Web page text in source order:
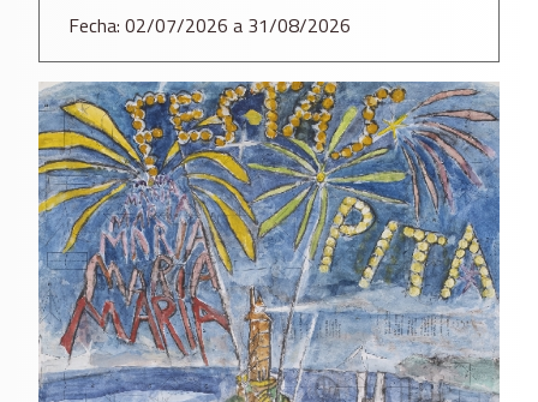
Fecha: 02/07/2026 a 31/08/2026